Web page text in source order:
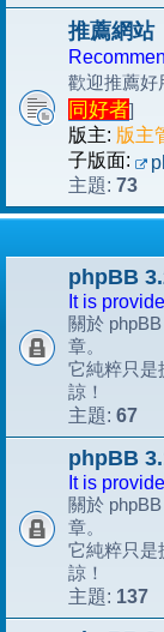
推薦網站
歡迎推薦好
同好者]
版主: 版主
子版面:
主題: 73
phpBB
It is
關於
章。
它純粹只是
諒！
主題: 67
phpBB
It is
關於
章。
它純粹只是
諒！
主題: 137